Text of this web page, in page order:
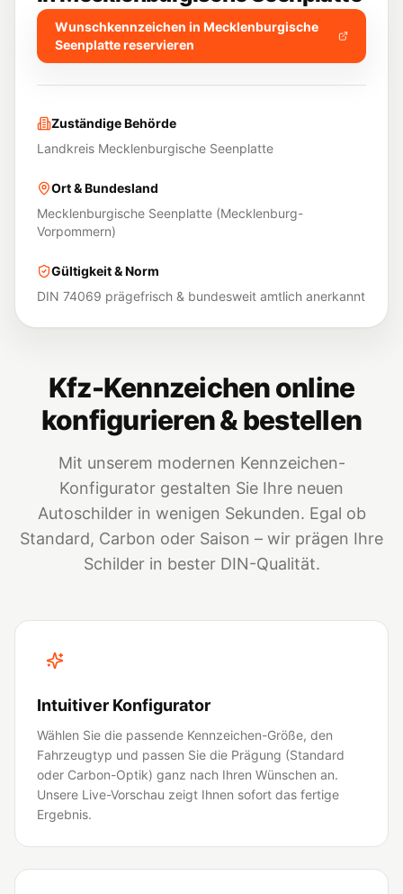
Wunschkennzeichen in Mecklenburgische
Seenplattereservieren
Zuständige Behörde
Landkreis Mecklenburgische Seenplatte
Ort & Bundesland
Mecklenburgische Seenplatte (Mecklenburg-
Vorpommern)
Gültigkeit & Norm
DIN 74069 prägefrisch & bundesweit amtlich anerkannt
Kfz-Kennzeichen online
konfigurieren & bestellen
Mit unserem modernen Kennzeichen-
Konfigurator gestalten Sie Ihre neuen
Autoschilder in wenigen Sekunden. Egal ob
Standard, Carbon oder Saison – wir prägen Ihre
Schilder in bester DIN-Qualität.
Intuitiver Konfigurator
Wählen Sie die passende Kennzeichen-Größe, den
Fahrzeugtyp und passen Sie die Prägung (Standard
oder Carbon-Optik) ganz nach Ihren Wünschen an.
Unsere Live-Vorschau zeigt Ihnen sofort das fertige
Ergebnis.